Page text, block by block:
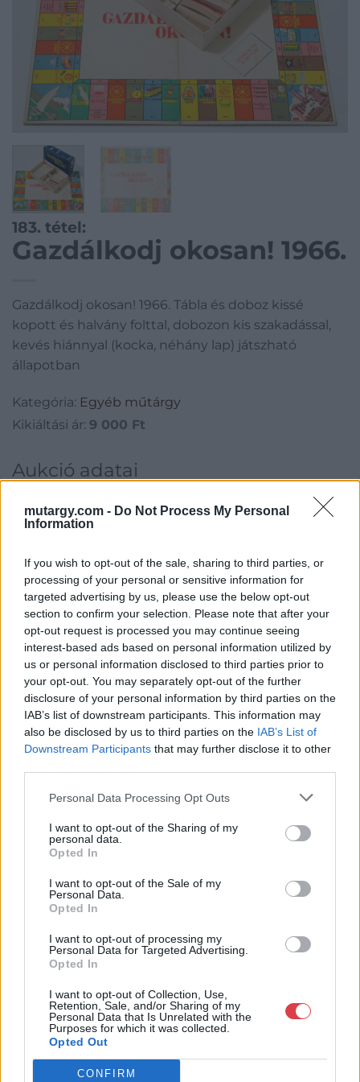
mutargy.com - Do Not Process My Personal
Information
If you wish to opt-out of the sale, sharing to third parties, or
processing of your personal or sensitive information for
targeted advertising by us, please use the below opt-out
section to confirm your selection. Please note that after your
opt-out request is processed you may continue seeing
interest-based ads based on personal information utilized by
us or personal information disclosed to third parties prior to
your opt-out. You may separately opt-out of the further
disclosure of your personal information by third parties on the
IAB’s list of downstream participants. This information may
also be disclosed by us to third parties on the IAB’s List of
Downstream Participants that may further disclose it to other
Personal Data Processing Opt Outs
I want to opt-out of the Sharing of my
personal data.
Opted In
I want to opt-out of the Sale of my
Personal Data.
Opted In
I want to opt-out of processing my
Personal Data for Targeted Advertising.
Opted In
I want to opt-out of Collection, Use,
Retention, Sale, and/or Sharing of my
Personal Data that Is Unrelated with the
Purposes for which it was collected.
Opted Out
CONFIRM
183. tétel:
Gazdálkodj okosan! 1966.
Gazdálkodj okosan! 1966. Tábla és doboz kissé
kopott és halvány folttal, dobozon kis szakadással,
kevés hiánnyal (kocka, néhány lap) játszható
állapotban
Kategória: Egyéb műtárgy
Kikiáltási ár: 9 000 Ft
Aukció adatai
Aukció dátuma: 2025.01.28
Aukció helye: https://valient.hu
Tételszám: 183
Eladó adatai
Eladó: Képíró Galéria
Cím: Ozoli Dániel
Ozoli Dániel E.V.
Budapest
Képíró u.5.
Telefon: 06209447595
Weboldal:
iparművészeti alkotásokkal és különleges antik, retró művészi
tárgyakkal várjuk szeretettel.
GALÉRIA TOVÁBBI MŰTÁRGYAI